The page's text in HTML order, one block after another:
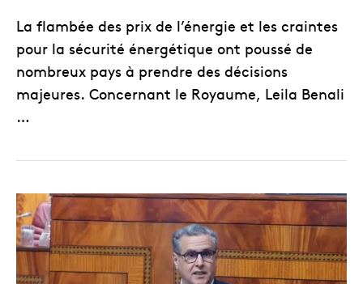
La flambée des prix de l’énergie et les craintes
pour la sécurité énergétique ont poussé de
nombreux pays à prendre des décisions
majeures. Concernant le Royaume, Leila Benali
…